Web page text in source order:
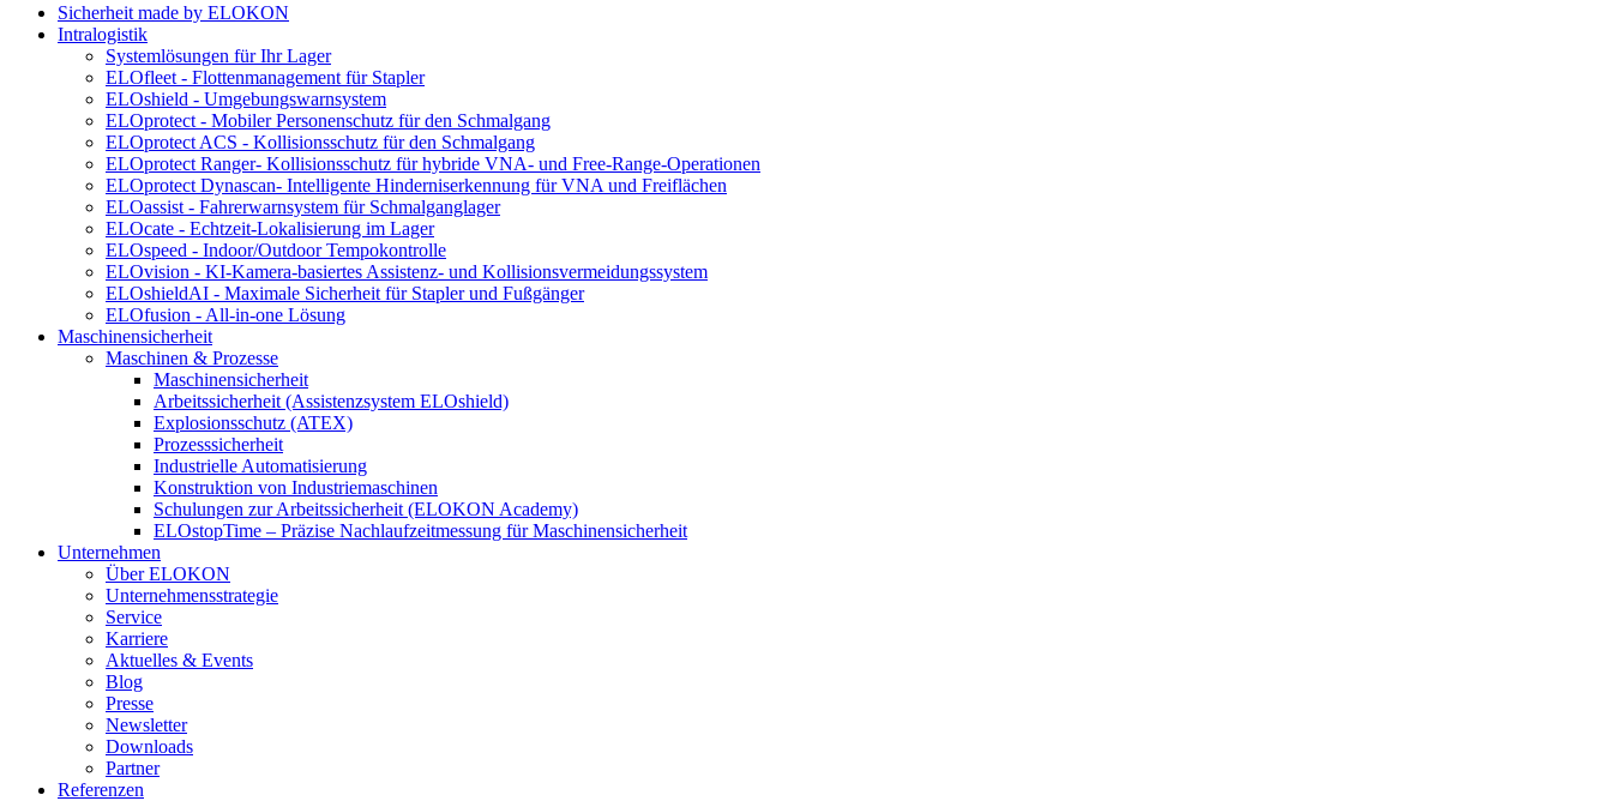
Sicherheit made by ELOKON
Intralogistik
Systemlösungen für Ihr Lager
ELOfleet - Flottenmanagement für Stapler
ELOshield - Umgebungswarnsystem
ELOprotect - Mobiler Personenschutz für den Schmalgang
ELOprotect ACS - Kollisionsschutz für den Schmalgang
ELOprotect Ranger- Kollisionsschutz für hybride VNA- und Free-Range-Operationen
ELOprotect Dynascan- Intelligente Hinderniserkennung für VNA und Freiflächen
ELOassist - Fahrerwarnsystem für Schmalganglager
ELOcate - Echtzeit-Lokalisierung im Lager
ELOspeed - Indoor/Outdoor Tempokontrolle
ELOvision - KI-Kamera-basiertes Assistenz- und Kollisionsvermeidungssystem
ELOshieldAI - Maximale Sicherheit für Stapler und Fußgänger
ELOfusion - All-in-one Lösung
Maschinensicherheit
Maschinen & Prozesse
Maschinensicherheit
Arbeitssicherheit (Assistenzsystem ELOshield)
Explosionsschutz (ATEX)
Prozesssicherheit
Industrielle Automatisierung
Konstruktion von Industriemaschinen
Schulungen zur Arbeitssicherheit (ELOKON Academy)
ELOstopTime – Präzise Nachlaufzeitmessung für Maschinensicherheit
Unternehmen
Über ELOKON
Unternehmensstrategie
Service
Karriere
Aktuelles & Events
Blog
Presse
Newsletter
Downloads
Partner
Referenzen